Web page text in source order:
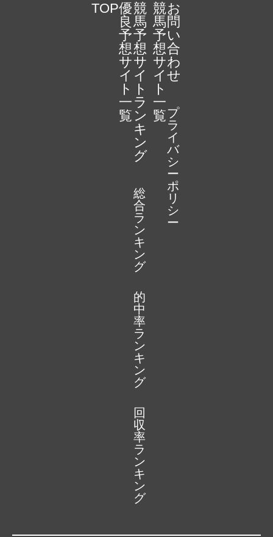
TOP優
良
予
想
サ
イ
ト
一
覧
競
馬
予
想
サ
イ
ト
ラ
ン
キ
ン
グ
総
合
ラ
ン
キ
ン
グ
的
中
率
ラ
ン
キ
ン
グ
回
収
率
ラ
ン
キ
ン
グ
競
馬
予
想
サ
イ
ト
一
覧
お
問
い
合
わ
せ
プ
ラ
イ
バ
シ
ー
ポ
リ
シ
ー